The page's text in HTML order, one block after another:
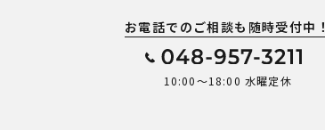
お電話でのご相談も随時受付中！
10:00～18:00 水曜定休